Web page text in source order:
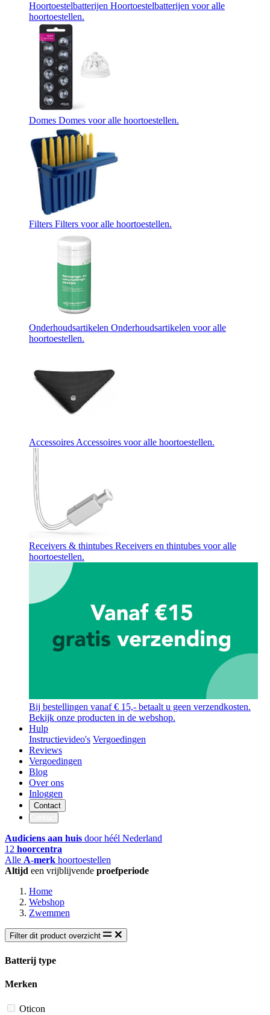
Hoortoestelbatterijen Hoortoestelbatterijen voor alle
hoortoestellen.
Domes Domes voor alle hoortoestellen.
Filters Filters voor alle hoortoestellen.
Onderhoudsartikelen Onderhoudsartikelen voor alle
hoortoestellen.
AccessoiresAccessoires voor alle hoortoestellen.
Receivers & thintubes Receivers en thintubes voor alle
hoortoestellen.
Bij bestellingen vanaf € 15,- betaalt u geen verzendkosten.
Bekijk onze producten in de webshop.
Hulp
Instructievideo's Vergoedingen
Reviews
Vergoedingen
Blog
Over ons
Inloggen
Contact
Audiciens aan huis door héél Nederland
12 hoorcentra
Alle A-merk hoortoestellen
Altijd een vrijblijvende proefperiode
Home
Webshop
Zwemmen
Filter dit product overzicht
Batterij type
Merken
Oticon